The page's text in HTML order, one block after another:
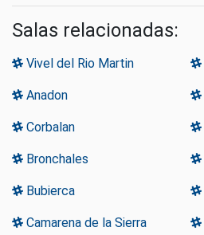
Salas relacionadas:
Vivel del Rio Martin
Anadon
Corbalan
Bronchales
Bubierca
Camarena de la Sierra